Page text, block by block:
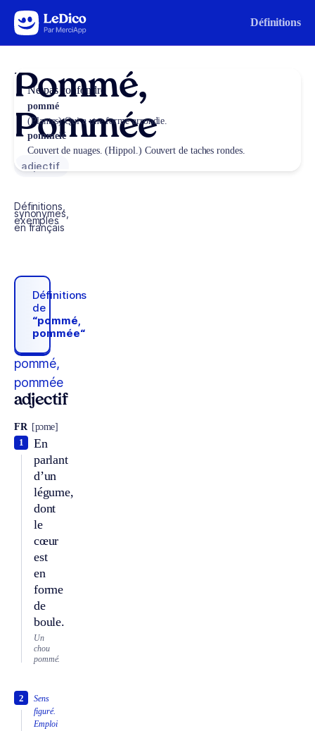
Aller au contenu Définitions
Pommé,
Pommée
adjectif
Définitions,
synonymes,
exemples
en français
Définitions
de
“pommé,
pommée“
pommé,
pommée
adjectif
FR [pɔme]
En
parlant
d’un
légume,
dont
le
cœur
est
en
forme
de
boule.
1
Un
chou
pommé.
Sens
figuré.
Emploi
2
Ne pas confondre
pommé
(Plantes) Qui a une forme arrondie.
pommelé
Couvert de nuages. (Hippol.) Couvert de taches rondes.